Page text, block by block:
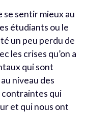
se sentir mieux au
étudiants ou le
un peu perdu de
les crises qu’on a
qui sont
niveau des
contraintes qui
et qui nous ont